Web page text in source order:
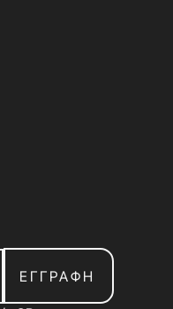
ΕΓΓΡΑΦΗ